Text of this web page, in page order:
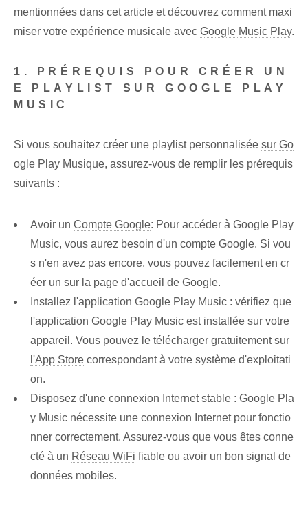
mentionnées dans cet article et découvrez comment maxi
miser votre expérience musicale avec Google Music Play.
1. PRÉREQUIS POUR CRÉER UN
E PLAYLIST SUR GOOGLE PLAY
MUSIC
Si vous souhaitez créer une playlist personnalisée sur Go
ogle Play Musique, assurez-vous de remplir les prérequis
suivants :
Avoir⁢ un Compte Google: Pour accéder à Google Play
Music, vous aurez besoin d'un⁤ compte Google. Si⁤ vou
s n'en avez pas encore, vous pouvez facilement en cr
éer un sur la page d'accueil de Google.
Installez l'application Google Play Music : vérifiez que
l'application Google Play Music est installée sur votre
appareil. Vous pouvez le télécharger gratuitement sur
l'App Store correspondant à votre système d'exploitati
on.
Disposez d'une connexion Internet stable : Google Pla
y Music nécessite une connexion Internet pour fonctio
nner correctement. Assurez-vous que vous êtes conne
cté à un Réseau WiFi fiable ou avoir un bon signal de
données mobiles.